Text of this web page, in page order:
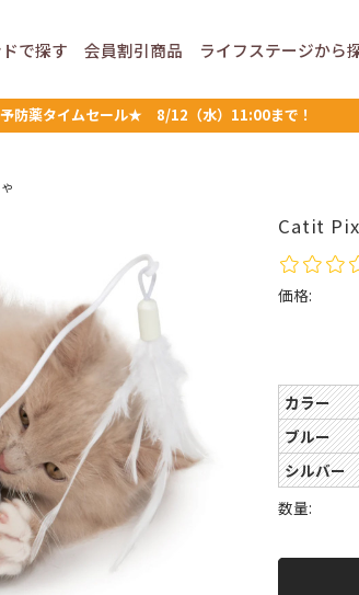
防薬タイムセール★ 8/12（水）11:00まで！
で探す 会員割引商品 ライフステージから
Catit
価格:
カラー
ブルー
シルバー
数量: